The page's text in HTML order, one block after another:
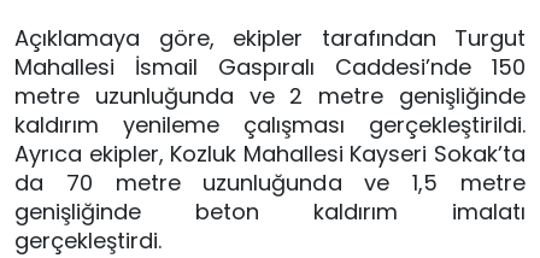
Açıklamaya göre, ekipler tarafından Turgut
Mahallesi İsmail Gaspıralı Caddesi’nde 150
metre uzunluğunda ve 2 metre genişliğinde
kaldırım yenileme çalışması gerçekleştirildi.
Ayrıca ekipler, Kozluk Mahallesi Kayseri Sokak’ta
da 70 metre uzunluğunda ve 1,5 metre
genişliğinde beton kaldırım imalatı
gerçekleştirdi.